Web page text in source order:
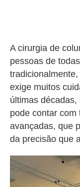
A cirurgia de
pessoas de
exige muitos
últimas
pode contar com
avançadas, que
da precisão que